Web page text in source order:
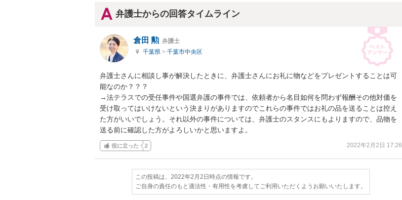
弁護士からの回答タイムライン
倉田 勲 弁護士
千葉県 > 千葉市中央区
弁護士さんに相談し事が解決したときに、弁護士さんにお礼に物などをプレゼントすることは可
能なのか？？？
→法テラスでの受任事件や国選弁護の事件では、依頼者から名目如何を問わず報酬その他対価を
受け取ってはいけないという決まりがありますのでこれらの事件ではお礼の品を送ることは控え
た方がいいでしょう。それ以外の事件については、弁護士のスタンスにもよりますので、品物を
送る前に確認した方がよろしいかと思いますよ。
役に立った 2 2022年2月2日 17:26
この投稿は、2022年2月2日時点の情報です。
ご自身の責任のもと適法性・有用性を考慮してご利用いただくようお願いいたします。